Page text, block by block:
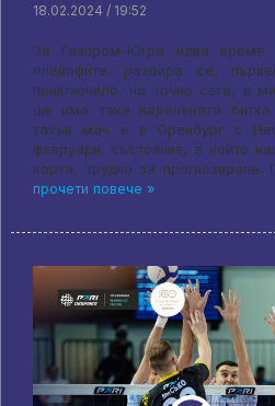
18.02.2024 / 19:52
За Газпром-Югра идва време
плейофите. разбира се,
приключило, но точно сега, в
ще има така наречената
такъв мач е в Оренбург с
февруари. състояние, в който
корта, трудно за
прочети повече »